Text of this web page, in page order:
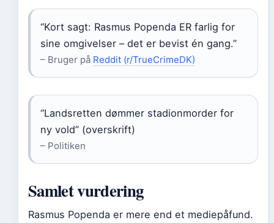
“Kort sagt: Rasmus Popenda ER farlig for
sine omgivelser – det er bevist én gang.”
– Bruger på Reddit (r/TrueCrimeDK)
“Landsretten dømmer stadionmorder for
ny vold” (overskrift)
– Politiken
Samlet vurdering
Rasmus Popenda er mere end et mediepåfund.